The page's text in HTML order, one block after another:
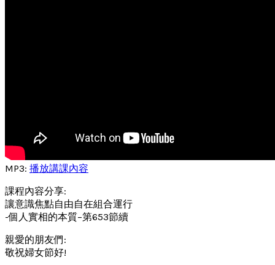
MP3: 播放講課內容
課程內容分享:
讓意識焦點自由自在組合運行
-個人實相的本質–第653節續
親愛的朋友們:
敬祝婦女節好!